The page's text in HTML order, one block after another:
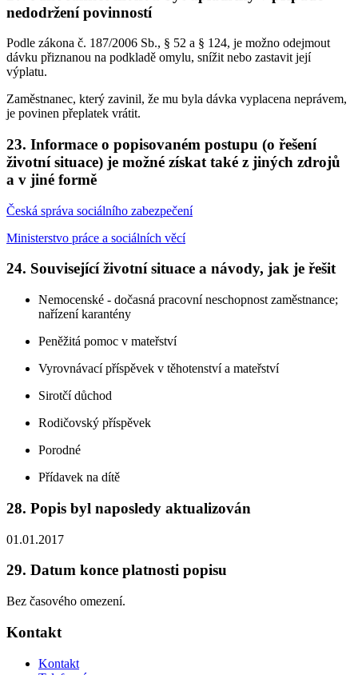
nedodržení povinností
Podle zákona č. 187/2006 Sb., § 52 a § 124, je možno odejmout
dávku přiznanou na podkladě omylu, snížit nebo zastavit její
výplatu.
Zaměstnanec, který zavinil, že mu byla dávka vyplacena neprávem,
je povinen přeplatek vrátit.
23. Informace o popisovaném postupu (o řešení
životní situace) je možné získat také z jiných zdrojů
a v jiné formě
Česká správa sociálního zabezpečení
Ministerstvo práce a sociálních věcí
24. Související životní situace a návody, jak je řešit
Nemocenské - dočasná pracovní neschopnost zaměstnance;
nařízení karantény
Peněžitá pomoc v mateřství
Vyrovnávací příspěvek v těhotenství a mateřství
Sirotčí důchod
Rodičovský příspěvek
Porodné
Přídavek na dítě
28. Popis byl naposledy aktualizován
01.01.2017
29. Datum konce platnosti popisu
Bez časového omezení.
Kontakt
Kontakt